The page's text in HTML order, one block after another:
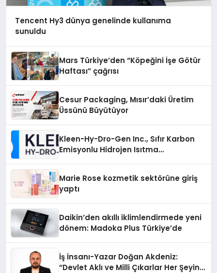
Tencent Hy3 dünya genelinde kullanıma
sunuldu
Mars Türkiye’den “Köpeğini İşe Götür
Haftası” çağrısı
Cesur Packaging, Mısır’daki Üretim
Üssünü Büyütüyor
Kleen-Hy-Dro-Gen Inc., Sıfır Karbon
Emisyonlu Hidrojen Isıtma
Marie Rose kozmetik sektörüne giriş
yaptı
Daikin’den akıllı iklimlendirmede yeni
dönem: Madoka Plus Türkiye’de
İş İnsanı-Yazar Doğan Akdeniz:
“Devlet Aklı ve Milli Çıkarlar Her Şeyin